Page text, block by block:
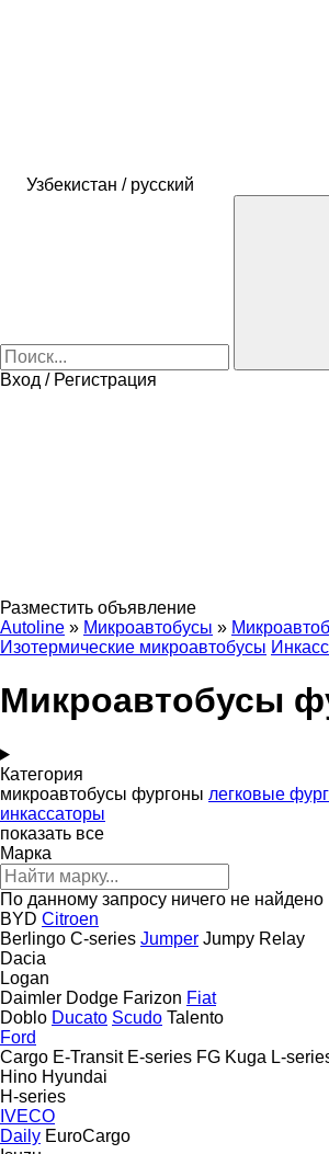
Узбекистан / русский
Вход / Регистрация
Разместить объявление
Autoline » Микроавтобусы »
Изотермические микроавтобусы
Микроавтобусы
Категория
микроавтобусы фургоны легковые
инкассаторы
показать все
Марка
По данному запросу ничего не найдено
BYD Citroen
Berlingo C-series Jumper Jumpy Relay
Dacia
Logan
Daimler Dodge Farizon Fiat
Doblo Ducato Scudo Talento
Ford
Cargo E-Transit E-series FG Kuga L-
Hino Hyundai
H-series
IVECO
Daily EuroCargo